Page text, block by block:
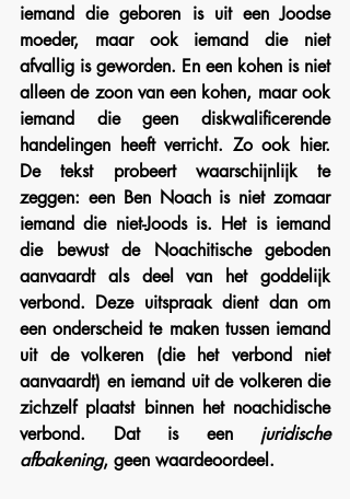
iemand die geboren is uit een Joodse
moeder, maar ook iemand die niet
afvallig is geworden. En een kohen is niet
alleen de zoon van een kohen, maar ook
iemand die geen diskwalificerende
handelingen heeft verricht. Zo ook hier.
De tekst probeert waarschijnlijk te
zeggen: een Ben Noach is niet zomaar
iemand die niet-Joods is. Het is iemand
die bewust de Noachitische geboden
aanvaardt als deel van het goddelijk
verbond. Deze uitspraak dient dan om
een onderscheid te maken tussen iemand
uit de volkeren (die het verbond niet
aanvaardt) en iemand uit de volkeren die
zichzelf plaatst binnen het noachidische
verbond. Dat is een juridische
afbakening, geen waardeoordeel.